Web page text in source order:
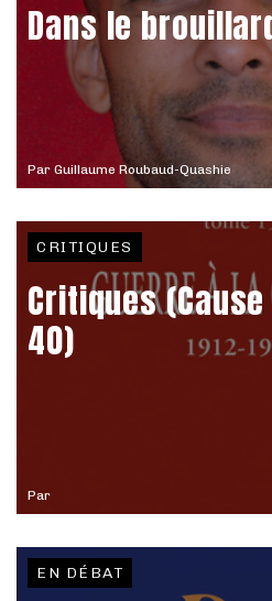
Par Guillaume Roubaud-Quashie
Dans le
Par
CRITIQUES
Critiques
40)
EN DÉBAT